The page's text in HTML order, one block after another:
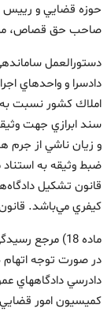
حوزه قضايي و رييس
صاحب حق قصاص،
دادسرا و واحدهاي
املاك كشور نسبت به
و زيان ناشي از جرم
قانون تشكيل
كيفري مي‌باشد.
ماده 18) مرجع
کميسيون امور